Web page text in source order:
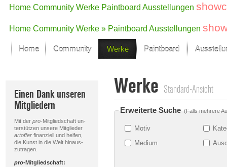
Home Community Werke Paintboard Ausstellungen
Home Community Werke » Paintboard Ausstellungen
Home Community Werke
Der letzte Monat im Fokus
Alle Fokus-Werke
Standard-Ansicht
Neue Werke – Auswahl
Alle neuen Werke
Paintboard
Einen Dank unseren
Mitgliedern
Mit der pro-Mitgliedschaft un-
terstützen unsere Mitglieder
artofferfinanziell und helfen,
die Kunst in die Welt hinaus-
zutragen.
pro-Mitgliedschaft:
Werke Standard-Ansicht
Erweiterte Suche (Falls mehrere
Motiv
Medium